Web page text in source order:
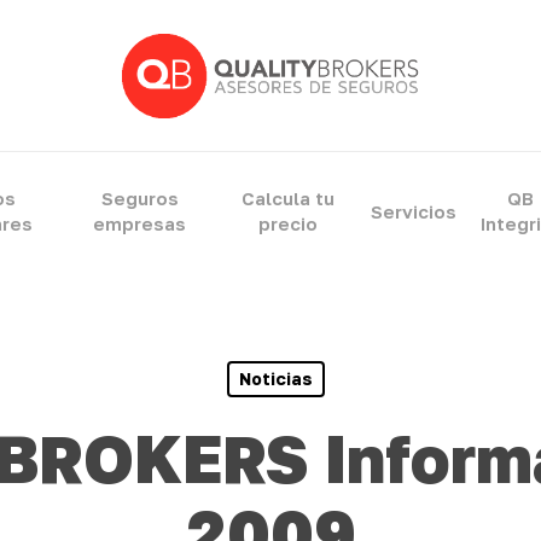
Seguros
empresas
Calcula tu
precio
Servicios
QB
Noticias